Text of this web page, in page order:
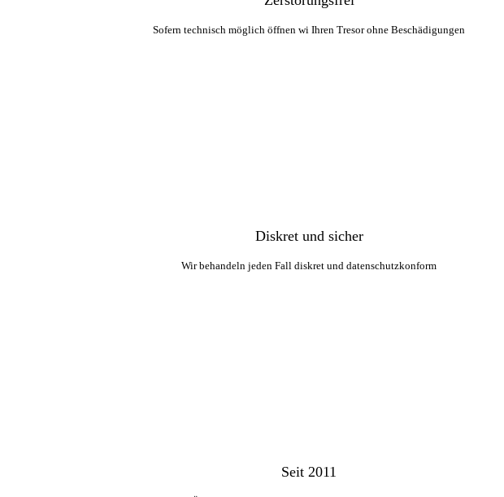
Sofern technisch möglich öffnen wi Ihren Tresor ohne Beschädigungen
Diskret und sicher
Wir behandeln jeden Fall diskret und datenschutzkonform
Seit 2011